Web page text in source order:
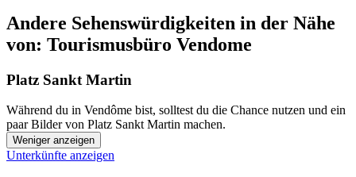
Andere Sehenswürdigkeiten in der Nähe
von: Tourismusbüro Vendome
Platz Sankt Martin
Während du in Vendôme bist, solltest du die Chance nutzen und ein
paar Bilder von Platz Sankt Martin machen.
Weniger anzeigen
Unterkünfte anzeigen